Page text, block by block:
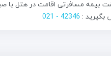
بیمه مسافرتی اقامت در هتل با
بگیرید : 42346 - 021